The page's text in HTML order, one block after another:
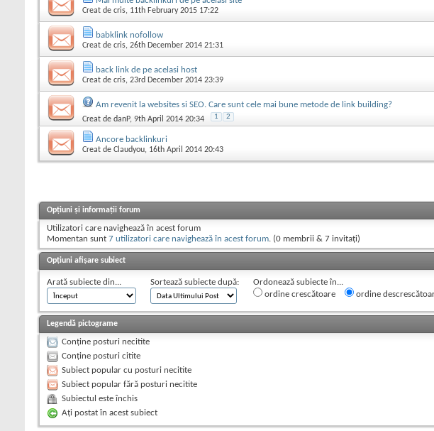
Creat de cris, 11th February 2015 17:22
babklink nofollow
Creat de cris, 26th December 2014 21:31
back link de pe acelasi host
Creat de cris, 23rd December 2014 23:39
Am revenit la websites si SEO. Care sunt cele mai bune metode de link building?
Creat de danP, 9th April 2014 20:34 1 2
Ancore backlinkuri
Creat de Claudyou, 16th April 2014 20:43
Opțiuni și informații forum
Utilizatori care navighează în acest forum
Momentan sunt 7 utilizatori care navighează în acest forum. (0 membrii & 7 invitaţi)
Opțiuni afișare subiect
Arată subiecte din... Sortează subiecte după:
Ordonează subiecte în...
ordine crescătoare
ordine
Legendă pictograme
Conține posturi necitite
Conține posturi citite
Subiect popular cu posturi necitite
Subiect popular fără posturi necitite
Subiectul este închis
Aţi postat în acest subiect